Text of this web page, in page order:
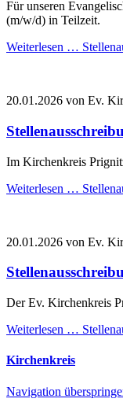
Für unseren
(m/w/d) in Teilzeit.
Weiterlesen …
20.01.2026 von Ev.
Im Kirchenkreis
Weiterlesen …
20.01.2026 von Ev.
Der Ev. Kirchenkreis
Weiterlesen …
Kirchenkreis
Navigation